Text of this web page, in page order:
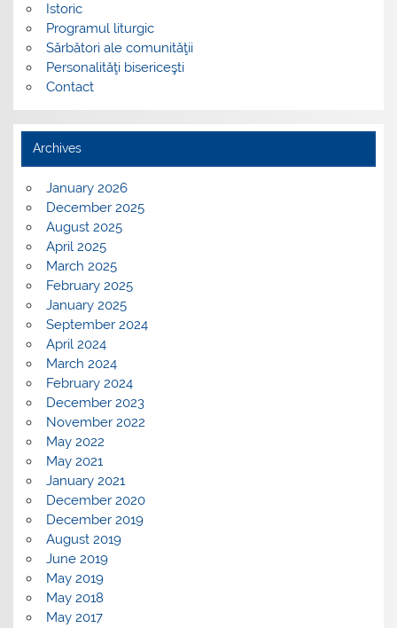
Istoric
Programul liturgic
Sărbători ale comunităţii
Personalităţi bisericeşti
Contact
Archives
January 2026
December 2025
August 2025
April 2025
March 2025
February 2025
January 2025
September 2024
April 2024
March 2024
February 2024
December 2023
November 2022
May 2022
May 2021
January 2021
December 2020
December 2019
August 2019
June 2019
May 2019
May 2018
May 2017